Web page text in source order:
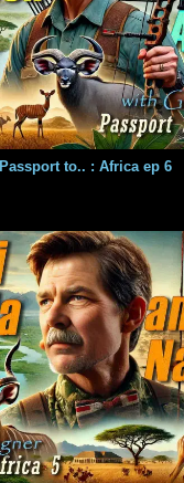
Passport to.. : Africa ep 6